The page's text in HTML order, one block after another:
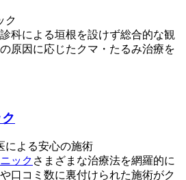
ク
科による垣根を設けず総合的な観
原因に応じたクマ・たるみ治療を
による安心の施術
さまざまな治療法を網羅的に
口コミ数に裏付けられた施術がク